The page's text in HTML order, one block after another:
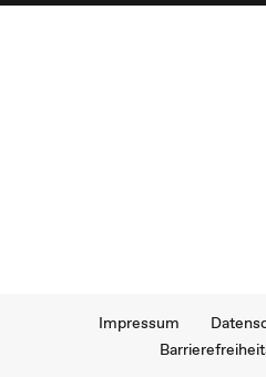
Impressum